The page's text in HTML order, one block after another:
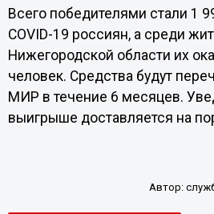
Всего победителями стали 1
COVID-19 россиян, а среди
Нижегородской области их
человек. Средства будут
МИР в течение 6 месяцев.
выигрыше доставляется на
Автор: